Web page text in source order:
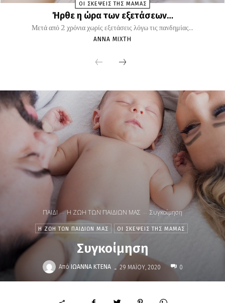
ΟΙ ΣΚΕΨΕΙΣ ΤΗΣ ΜΑΜΑΣ
Ήρθε η ώρα των εξετάσεων…
Μετά από 2 χρόνια χωρίς εξετάσεις λόγω τις πανδημίας...
ΆΝΝΑ ΜΊΧΤΗ